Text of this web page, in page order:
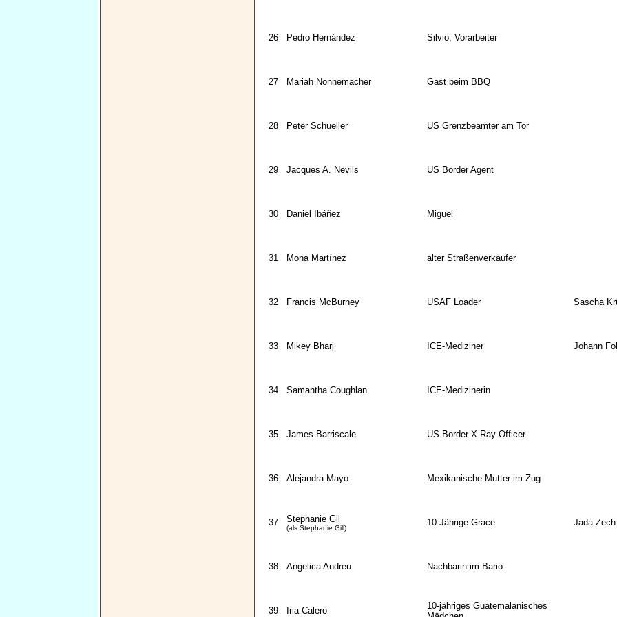
26 Pedro Hernández Silvio, Vorarbeiter
27 Mariah Nonnemacher Gast beim BBQ
28 Peter Schueller US Grenzbeamter am Tor
29 Jacques A. Nevils US Border Agent
30 Daniel Ibáñez Miguel
31 Mona Martínez alter Straßenverkäufer
32 Francis McBurney USAF Loader Sascha
33 Mikey Bharj ICE-Mediziner Johann
34 Samantha Coughlan ICE-Medizinerin
35 James Barriscale US Border X-Ray Officer
36 Alejandra Mayo Mexikanische Mutter im Zug
37 Stephanie Gil
(als Stephanie Gill)
10-Jährige Grace Jada Zech
38 Angelica Andreu Nachbarin im Bario
39 Iria Calero
10-jähriges Guatemalanisches